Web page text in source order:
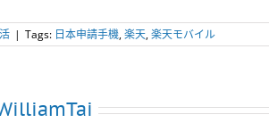
| Tags: 日本申請手機,楽天,楽天モバイル